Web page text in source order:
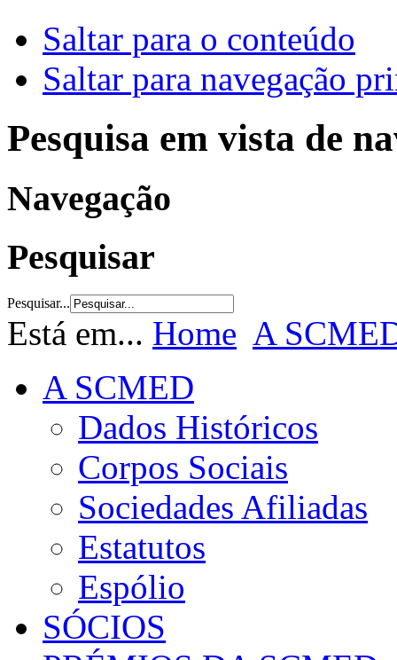
Saltar para o conteúdo
Saltar para navegação
Pesquisa em vista de
Navegação
Pesquisar
Pesquisar...
Está em... Home A
A SCMED
Dados Históricos
Corpos Sociais
Sociedades Afiliadas
Estatutos
Espólio
SÓCIOS